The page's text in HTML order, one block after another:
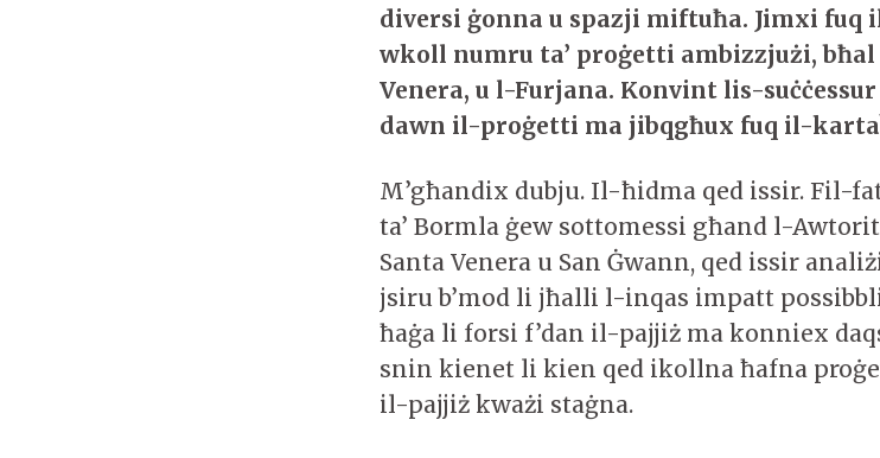
diversi ġonna u spazji miftuħa. Jimxi fuq
wkoll numru ta’ proġetti ambizzjużi, bħal
Venera, u l-Furjana. Konvint lis-
dawn il-proġetti ma jibqgħux fuq il-karta
M’għandix dubju. Il-ħidma qed issir. Fil-
ta’ Bormla ġew sottomessi għand l-
Santa Venera u San Ġwann, qed issir
jsiru b’mod li jħalli l-inqas impatt
ħaġa li forsi f’dan il-pajjiż ma konniex
snin kienet li kien qed ikollna ħafna
il-pajjiż kważi staġna.